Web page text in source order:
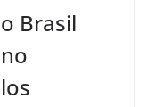
Brasil